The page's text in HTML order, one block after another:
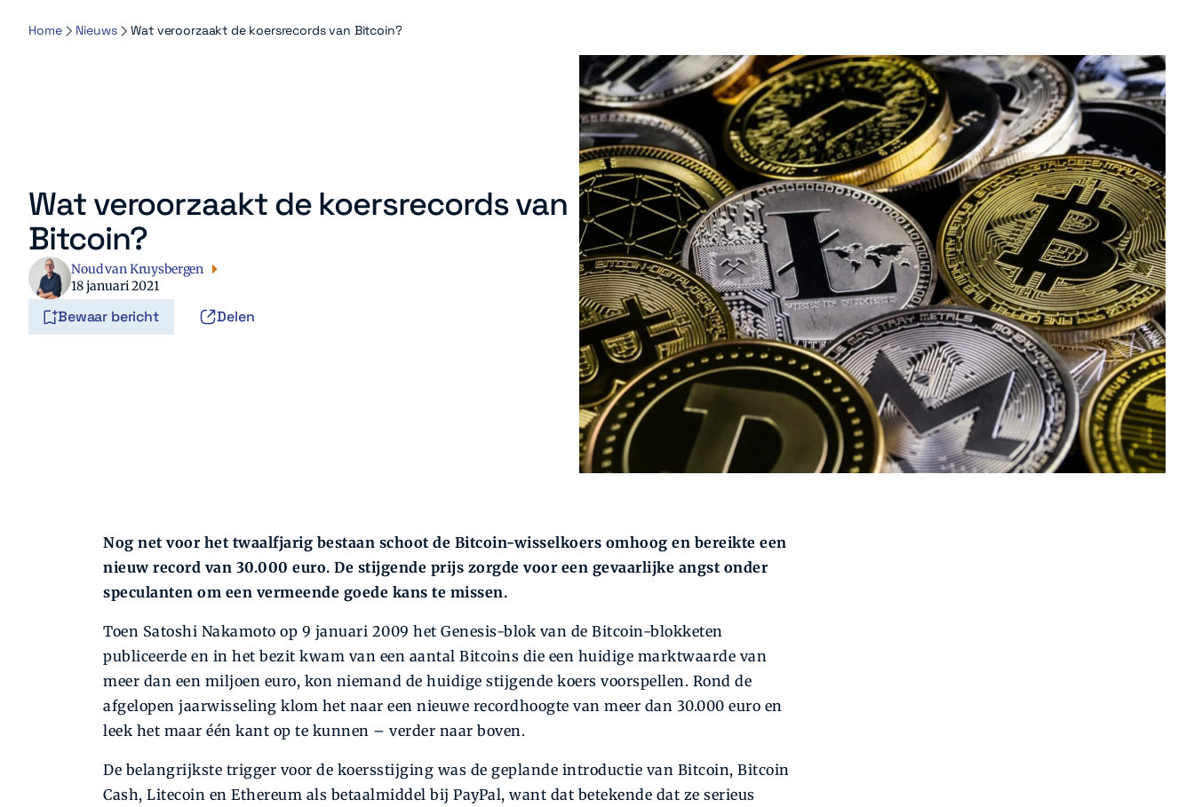
Home Nieuws Wat veroorzaakt de koersrecords van Bitcoin?
Wat veroorzaakt de koersrecords van
Bitcoin?
Noud van Kruysbergen
18 januari 2021
Bewaar bericht Delen
Nog net voor het twaalfjarig bestaan schoot de Bitcoin-wisselkoers omhoog en bereikte een
nieuw record van 30.000 euro. De stijgende prijs zorgde voor een gevaarlijke angst onder
speculanten om een vermeende goede kans te missen.
Toen Satoshi Nakamoto op 9 januari 2009 het Genesis-blok van de Bitcoin-blokketen
publiceerde en in het bezit kwam van een aantal Bitcoins die een huidige marktwaarde van
meer dan een miljoen euro, kon niemand de huidige stijgende koers voorspellen. Rond de
afgelopen jaarwisseling klom het naar een nieuwe recordhoogte van meer dan 30.000 euro en
leek het maar één kant op te kunnen – verder naar boven.
De belangrijkste trigger voor de koersstijging was de geplande introductie van Bitcoin, Bitcoin
Cash, Litecoin en Ethereum als betaalmiddel bij PayPal, want dat betekende dat ze serieus